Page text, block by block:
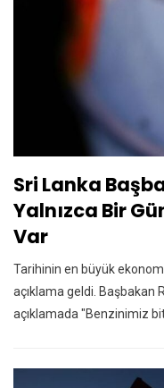
Sri Lanka
Yalnızca Bir
Var
Tarihinin en büyük
açıklama geldi. Başbakan
açıklamada "Benzinimiz